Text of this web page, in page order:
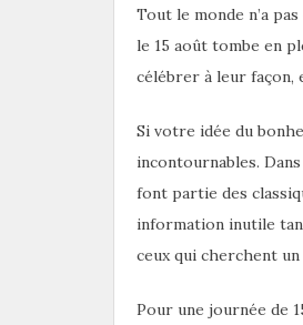
Tout le monde n’a
le 15 août tombe en
célébrer à leur façon,
Si votre idée du
incontournables.
font partie des
information inutile
ceux qui cherchent
Pour une journée de